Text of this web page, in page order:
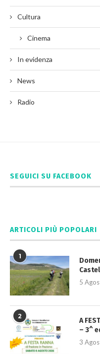
Cultura
Cinema
In evidenza
News
Radio
SEGUICI SU FACEBOOK
ARTICOLI PIÙ POPOLARI
1
5
2
A
– 3^
3